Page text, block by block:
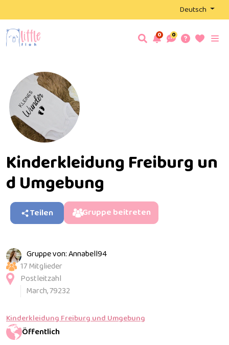
Deutsch
0 0
Kinderkleidung Freiburg un
d Umgebung
Teilen Gruppe beitreten
Gruppe von: Annabell94
17 Mitglieder
Postleitzahl
March, 79232
Kinderkleidung Freiburg und Umgebung
Öffentlich